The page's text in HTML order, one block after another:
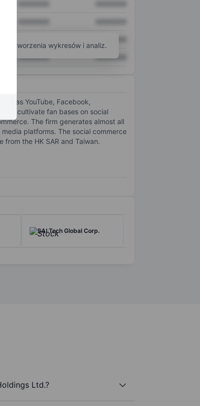
XXXXXXX XXXXXXX
tworzenia wykresów i analiz.
as YouTube, Facebook,
cultivate fan bases on social
The firm generates almost all
platforms. The social commerce
the HK SAR and Taiwan.
SAI Tech Global Corp.
Ltd.?